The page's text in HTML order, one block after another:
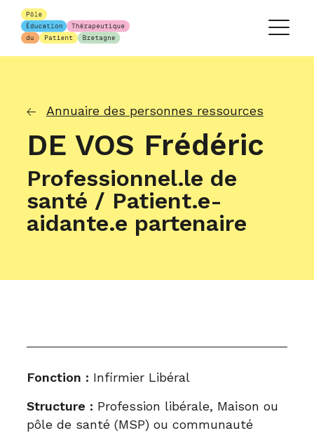
Annuaire des personnes ressources
DE VOS Frédéric
Professionnel.le de
santé / Patient.e-
aidante.e partenaire
Fonction : Infirmier Libéral
Structure : Profession libérale, Maison ou
pôle de santé (MSP) ou communauté